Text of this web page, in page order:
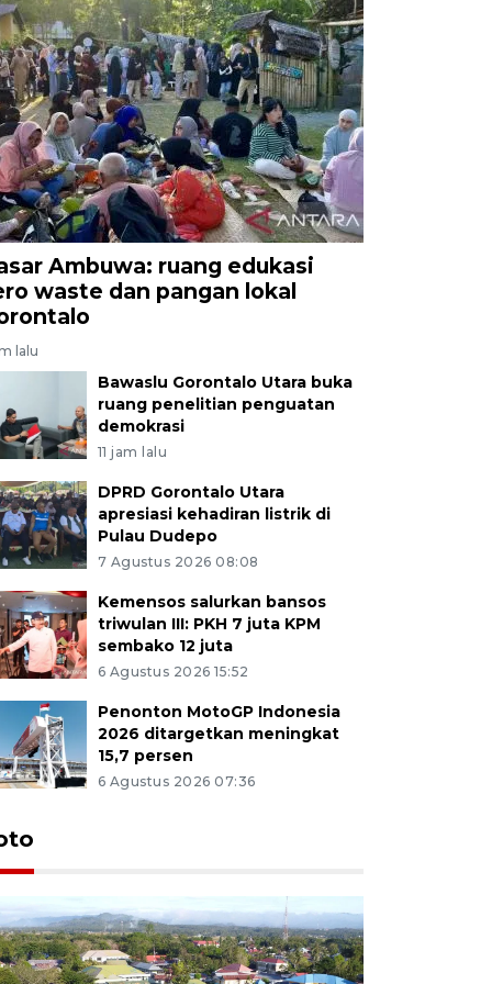
Ambuwa: ruang edukasi
waste dan pangan lokal
lalu
Bawaslu Gorontalo Utara buka
ruang penelitian penguatan
demokrasi
11 jam lalu
DPRD Gorontalo Utara
apresiasi kehadiran listrik di
Pulau Dudepo
7 Agustus 2026 08:08
Kemensos salurkan bansos
triwulan III: PKH 7 juta KPM
sembako 12 juta
6 Agustus 2026 15:52
Penonton MotoGP Indonesia
2026 ditargetkan meningkat
15,7 persen
6 Agustus 2026 07:36